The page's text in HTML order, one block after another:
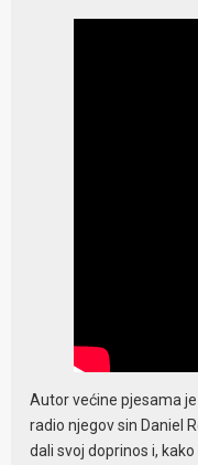
Autor većine pjesama
radio njegov sin Daniel
dali svoj doprinos i,